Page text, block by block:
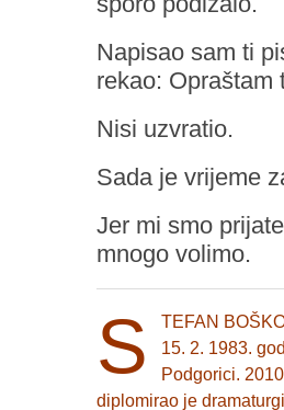
Napisao sam ti
rekao: Opraštam
Nisi uzvratio.
Sada je vrijeme
Jer mi smo
mnogo volimo.
S
TEFAN
15. 2. 1983.
Podgorici.
diplomirao je